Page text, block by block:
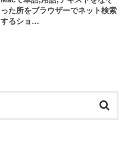
った所をブラウザーでネット検索
するショ…